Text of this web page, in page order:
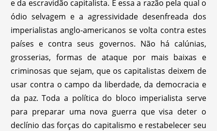
e da escravidão capitalista. É essa a razão pela qual o
ódio selvagem e a agressividade desenfreada dos
imperialistas anglo-americanos se volta contra estes
países e contra seus governos. Não há calúnias,
grosserias, formas de ataque por mais baixas e
criminosas que sejam, que os capitalistas deixem de
usar contra o campo da liberdade, da democracia e
da paz. Toda a política do bloco imperialista serve
para preparar uma nova guerra que visa deter o
declínio das forças do capitalismo e restabelecer seu